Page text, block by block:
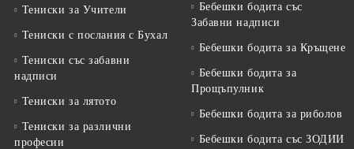
Тениски за Учители
Тениски с послания с Бухал
Тениски със забавни
надписи
Тениски за лятото
Тениски за различни
професии
Бебешки бодита със
Забавни надписи
Бебешки бодита за Кръщене
Бебешки бодита за
Прощъпулник
Бебешки бодита за риболов
Бебешки бодита със ЗОДИИ